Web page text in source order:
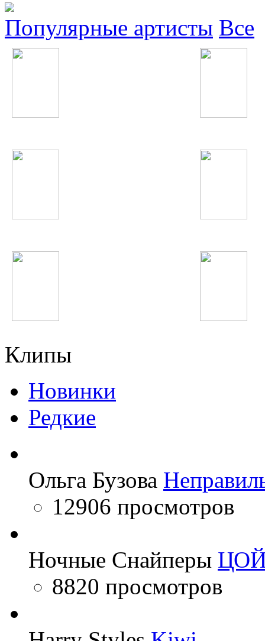
Популярные артисты Все
Клипы
Новинки
Редкие
Ольга Бузова
12906 просмотров
Ночные Снайперы
8820 просмотров